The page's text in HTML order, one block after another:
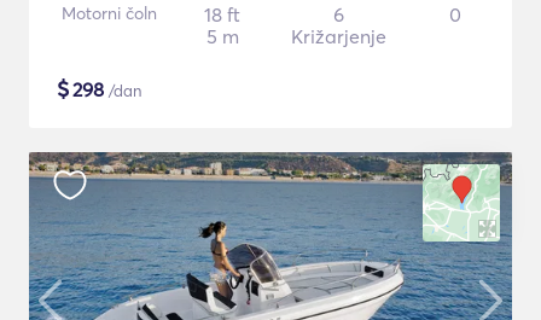
Motorni čoln
18 ft
5 m
6
Križarjenje
0
$298 /dan